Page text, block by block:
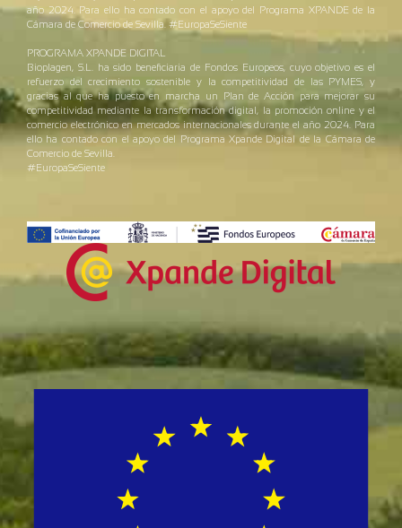
año 2024. Para ello ha contado con el apoyo del Programa XPANDE de la
Cámara de Comercio de Sevilla. #EuropaSeSiente
PROGRAMA XPANDE DIGITAL
Bioplagen, S.L. ha sido beneficiaria de Fondos Europeos, cuyo objetivo es el
refuerzo del crecimiento sostenible y la competitividad de las PYMES, y
gracias al que ha puesto en marcha un Plan de Acción para mejorar su
competitividad mediante la transformación digital, la promoción online y el
comercio electrónico en mercados internacionales durante el año 2024. Para
ello ha contado con el apoyo del Programa Xpande Digital de la Cámara de
Comercio de Sevilla.
#EuropaSeSiente